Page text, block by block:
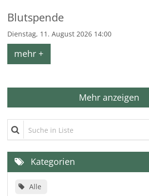
Blutspende
Dienstag, 11. August 2026 14:00
mehr +
Mehr anzeigen
Suche in Liste
Kategorien
Alle